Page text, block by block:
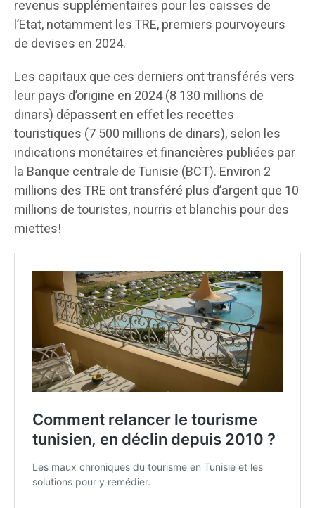
revenus supplémentaires pour les caisses de
l’Etat, notamment les TRE, premiers pourvoyeurs
de devises en 2024.
Les capitaux que ces derniers ont transférés vers
leur pays d’origine en 2024 (8 130 millions de
dinars) dépassent en effet les recettes
touristiques (7 500 millions de dinars), selon les
indications monétaires et financières publiées par
la Banque centrale de Tunisie (BCT). Environ 2
millions des TRE ont transféré plus d’argent que 10
millions de touristes, nourris et blanchis pour des
miettes!